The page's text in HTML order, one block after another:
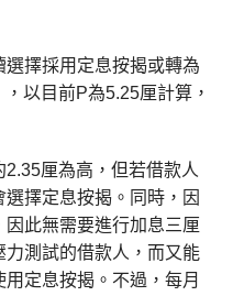
擇採用定息按揭或轉為
以目前P為5.25厘計算，
厘為高，但若借款人
擇定息按揭。同時，因
此無需要進行加息三厘
測試的借款人，而又能
定息按揭。不過，每月